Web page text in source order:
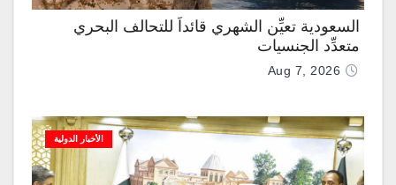
السعودية تعيِّن الشهري قائداً للتحالف البحري
متعدِّد الجنسيات
Aug 7, 2026
الأخبار الدولية